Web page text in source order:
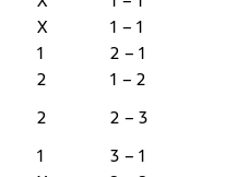
X
1 – 1
1
2 – 1
2
1 – 2
2
2 – 3
1
3 – 1